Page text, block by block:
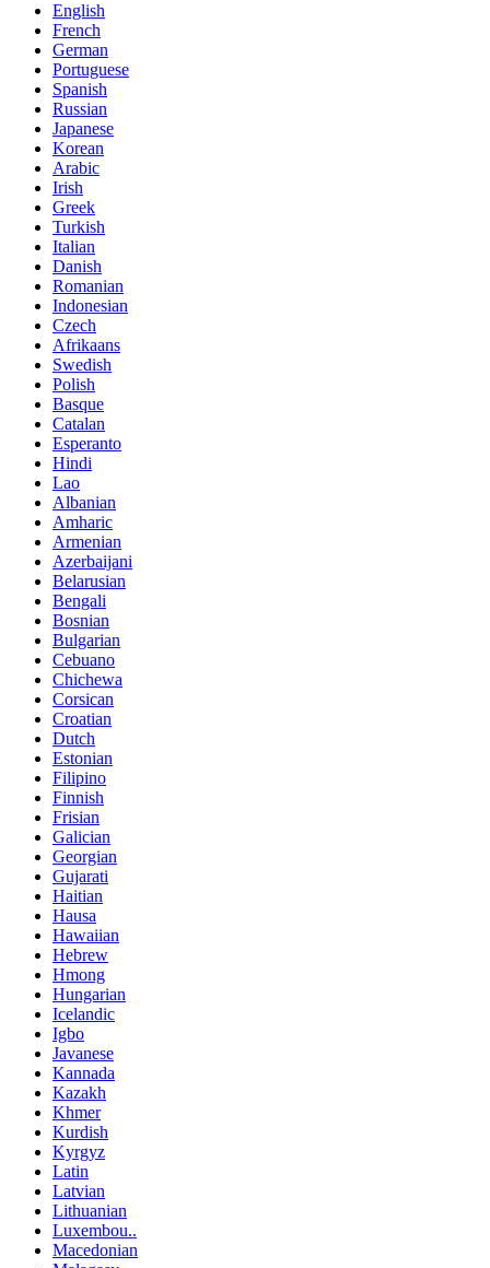
English
French
German
Portuguese
Spanish
Russian
Japanese
Korean
Arabic
Irish
Greek
Turkish
Italian
Danish
Romanian
Indonesian
Czech
Afrikaans
Swedish
Polish
Basque
Catalan
Esperanto
Hindi
Lao
Albanian
Amharic
Armenian
Azerbaijani
Belarusian
Bengali
Bosnian
Bulgarian
Cebuano
Chichewa
Corsican
Croatian
Dutch
Estonian
Filipino
Finnish
Frisian
Galician
Georgian
Gujarati
Haitian
Hausa
Hawaiian
Hebrew
Hmong
Hungarian
Icelandic
Igbo
Javanese
Kannada
Kazakh
Khmer
Kurdish
Kyrgyz
Latin
Latvian
Lithuanian
Luxembou..
Macedonian